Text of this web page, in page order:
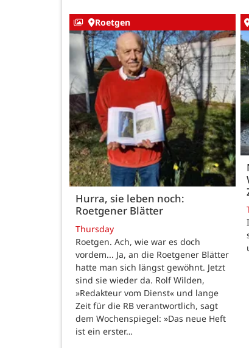
Roetgen
Hurra, sie leben noch:
Roetgener Blätter
Thursday
Roetgen. Ach, wie war es doch
vordem... Ja, an die Roetgener Blätter
hatte man sich längst gewöhnt. Jetzt
sind sie wieder da. Rolf Wilden,
»Redakteur vom Dienst« und lange
Zeit für die RB verantwortlich, sagt
dem Wochenspiegel: »Das neue Heft
ist ein erster…